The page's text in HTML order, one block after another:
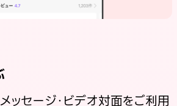
メッセージ・ビデオ対面をご利用